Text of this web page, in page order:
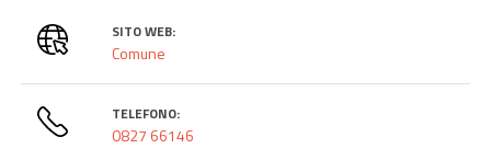
SITO WEB:
Comune
TELEFONO:
0827 66146